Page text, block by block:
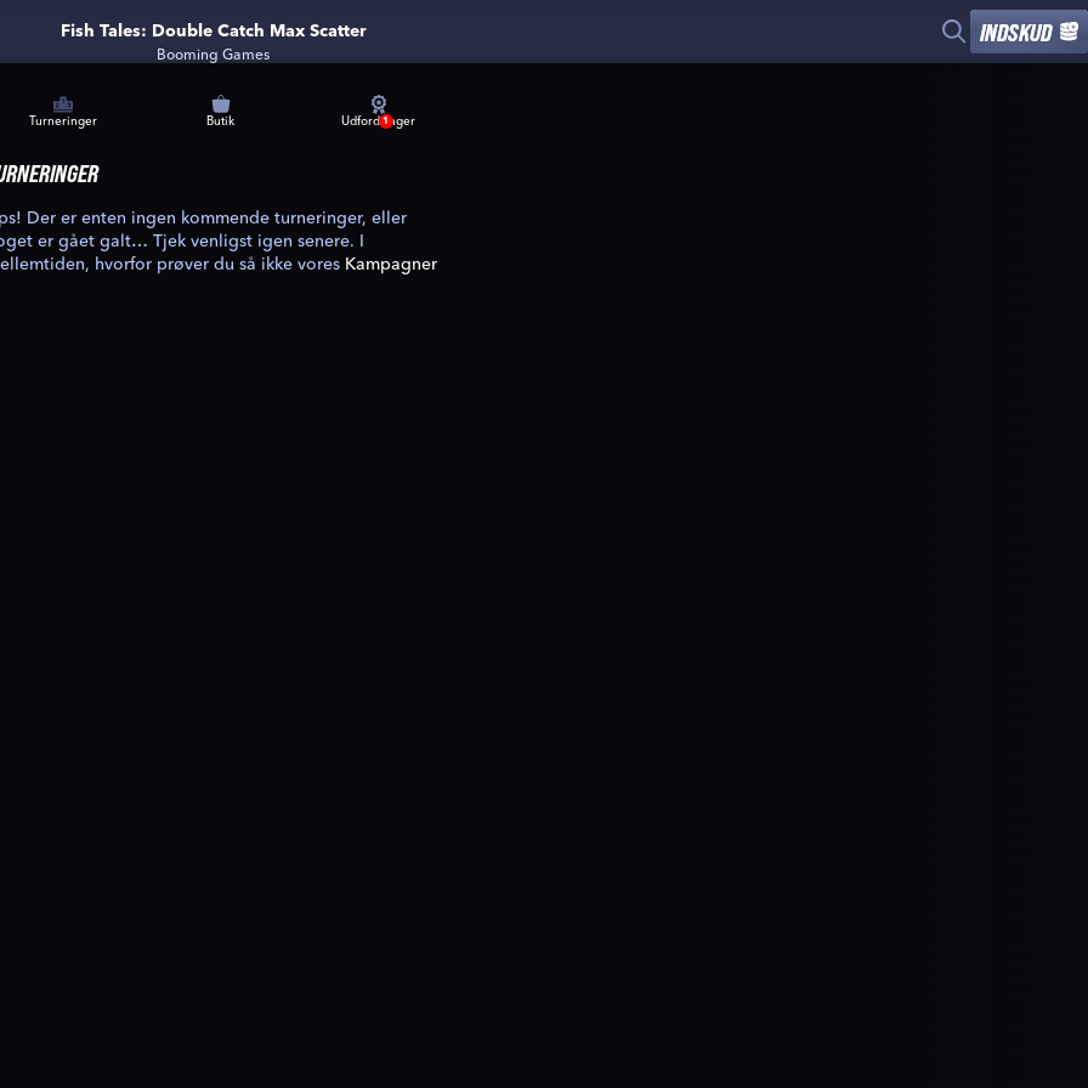
Fish Tales: Double Catch Max Scatter
Booming Games
INDSKUD
Turneringer Butik 1
Udfordringer
Der er enten ingen kommende turneringer, eller
er gået galt… Tjek venligst igen senere. I
hvorfor prøver du så ikke vores Kampagner